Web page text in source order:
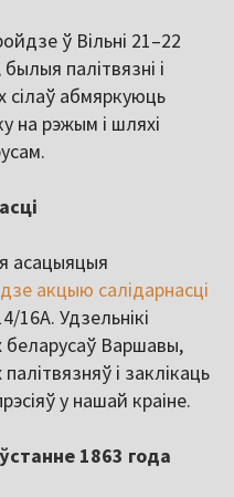
ў Вільні 21–22
палітвязні і
сілаў абмяркуюць
на рэжым і шляхі
асацыяцыя
акцыю салідарнасці
16A. Удзельнікі
беларусаў Варшавы,
і заклікаць
у нашай краіне.
1863 года